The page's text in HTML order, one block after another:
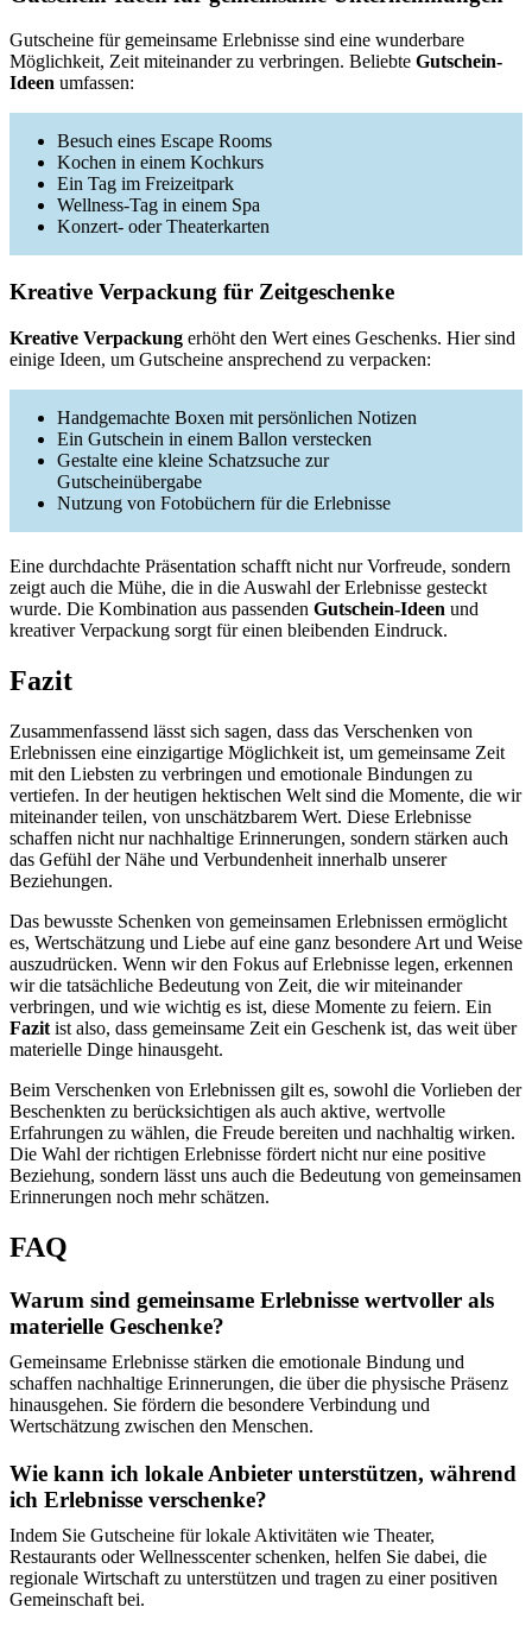
Gutscheine für gemeinsame Erlebnisse sind eine wunderbare
Möglichkeit, Zeit miteinander zu verbringen. Beliebte Gutschein-
Ideen umfassen:
Besuch eines Escape Rooms
Kochen in einem Kochkurs
Ein Tag im Freizeitpark
Wellness-Tag in einem Spa
Konzert- oder Theaterkarten
Kreative Verpackung für Zeitgeschenke
Kreative Verpackung erhöht den Wert eines Geschenks. Hier sind
einige Ideen, um Gutscheine ansprechend zu verpacken:
Handgemachte Boxen mit persönlichen Notizen
Ein Gutschein in einem Ballon verstecken
Gestalte eine kleine Schatzsuche zur
Gutscheinübergabe
Nutzung von Fotobüchern für die Erlebnisse
Eine durchdachte Präsentation schafft nicht nur Vorfreude, sondern
zeigt auch die Mühe, die in die Auswahl der Erlebnisse gesteckt
wurde. Die Kombination aus passenden Gutschein-Ideen und
kreativer Verpackung sorgt für einen bleibenden Eindruck.
Fazit
Zusammenfassend lässt sich sagen, dass das Verschenken von
Erlebnissen eine einzigartige Möglichkeit ist, um gemeinsame Zeit
mit den Liebsten zu verbringen und emotionale Bindungen zu
vertiefen. In der heutigen hektischen Welt sind die Momente, die wir
miteinander teilen, von unschätzbarem Wert. Diese Erlebnisse
schaffen nicht nur nachhaltige Erinnerungen, sondern stärken auch
das Gefühl der Nähe und Verbundenheit innerhalb unserer
Beziehungen.
Das bewusste Schenken von gemeinsamen Erlebnissen ermöglicht
es, Wertschätzung und Liebe auf eine ganz besondere Art und Weise
auszudrücken. Wenn wir den Fokus auf Erlebnisse legen, erkennen
wir die tatsächliche Bedeutung von Zeit, die wir miteinander
verbringen, und wie wichtig es ist, diese Momente zu feiern. Ein
Fazit ist also, dass gemeinsame Zeit ein Geschenk ist, das weit über
materielle Dinge hinausgeht.
Beim Verschenken von Erlebnissen gilt es, sowohl die Vorlieben der
Beschenkten zu berücksichtigen als auch aktive, wertvolle
Erfahrungen zu wählen, die Freude bereiten und nachhaltig wirken.
Die Wahl der richtigen Erlebnisse fördert nicht nur eine positive
Beziehung, sondern lässt uns auch die Bedeutung von gemeinsamen
Erinnerungen noch mehr schätzen.
FAQ
Warum sind gemeinsame Erlebnisse wertvoller als
materielle Geschenke?
Gemeinsame Erlebnisse stärken die emotionale Bindung und
schaffen nachhaltige Erinnerungen, die über die physische Präsenz
hinausgehen. Sie fördern die besondere Verbindung und
Wertschätzung zwischen den Menschen.
Wie kann ich lokale Anbieter unterstützen, während
ich Erlebnisse verschenke?
Indem Sie Gutscheine für lokale Aktivitäten wie Theater,
Restaurants oder Wellnesscenter schenken, helfen Sie dabei, die
regionale Wirtschaft zu unterstützen und tragen zu einer positiven
Gemeinschaft bei.